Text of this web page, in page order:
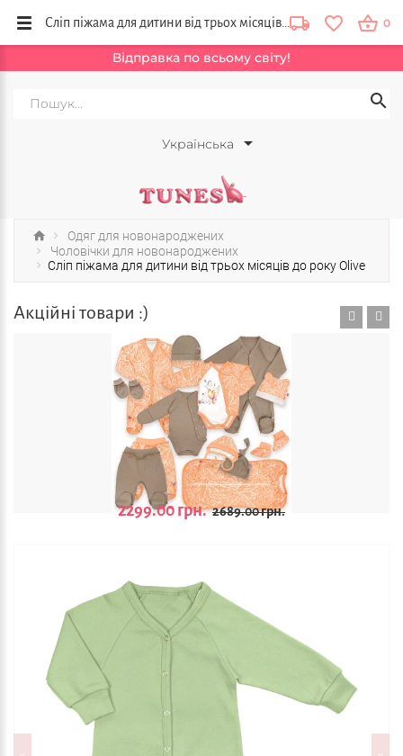
Відправка по всьому світу!
Українська
0
Одяг для новонароджених
Чоловічки для новонароджених
Сліп піжама для дитини від трьох місяців до року Olive
Акційні товари :)
2299.00 грн. 2689.00 грн.